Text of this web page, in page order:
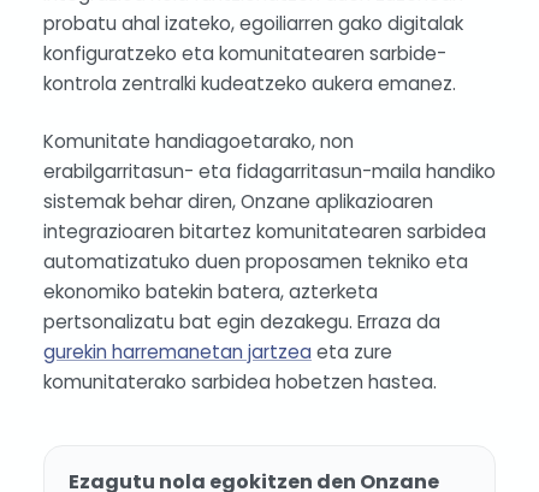
probatu ahal izateko, egoiliarren gako digitalak
konfiguratzeko eta komunitatearen sarbide-
kontrola zentralki kudeatzeko aukera emanez.
Komunitate handiagoetarako, non
erabilgarritasun- eta fidagarritasun-maila handiko
sistemak behar diren, Onzane aplikazioaren
integrazioaren bitartez komunitatearen sarbidea
automatizatuko duen proposamen tekniko eta
ekonomiko batekin batera, azterketa
pertsonalizatu bat egin dezakegu. Erraza da
gurekin harremanetan jartzea eta zure
komunitaterako sarbidea hobetzen hastea.
Ezagutu nola egokitzen den Onzane